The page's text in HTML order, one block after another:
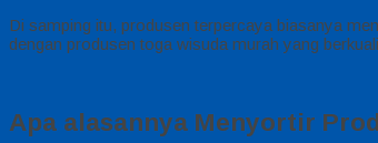
Di samping itu, produsen terpercaya biasanya
dengan produsen toga wisuda murah yang
Apa alasannya Menyortir